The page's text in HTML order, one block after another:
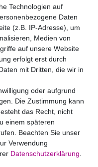
ich jederzeit
es sich um ein Pflichtfeld.
Technologien auf
Daten
(z.B. IP-Adresse), um
Medien von
auf unsere Website
erfolgt erst durch
mit Dritten, die wir in
oder aufgrund
Die Zustimmung kann
das Recht, nicht
einem späteren
Beachten Sie unser
Verwendung
Daten­schutz­erklärung